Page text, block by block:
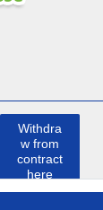
Withdra
w from
contract
here